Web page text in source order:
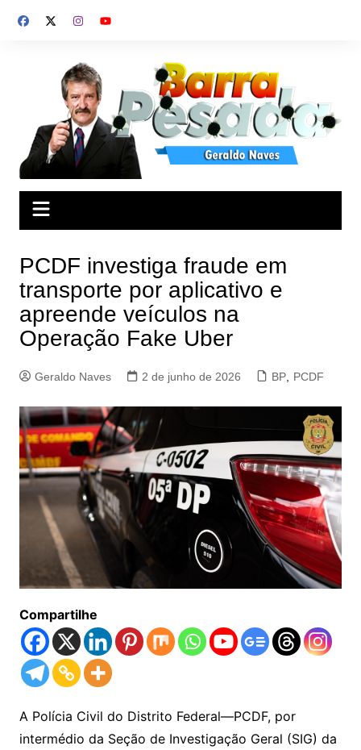
para
PCDF investiga fraude em
transporte por aplicativo e
apreende veículos na
Operação Fake Uber
Geraldo Naves 2 de junho de 2026 BP, PCDF
Compartilhe
A Polícia Civil do Distrito Federal—PCDF, por
intermédio da Seção de Investigação Geral (SIG) da